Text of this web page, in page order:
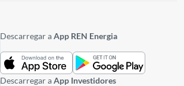
Descarregar aApp REN Energia
Descarregar aApp Investidores